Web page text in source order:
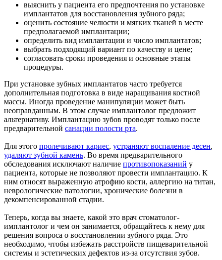
выяснить у пациента его предпочтения по установке
имплантатов для восстановления зубного ряда;
оценить состояние челюсти и мягких тканей в месте
предполагаемой имплантации;
определить вид имплантации и число имплантатов;
выбрать подходящий вариант по качеству и цене;
согласовать сроки проведения и основные этапы
процедуры.
При установке зубных имплантатов часто требуется
дополнительная подготовка в виде наращивания костной
массы. Иногда проведение манипуляции может быть
неоправданным. В этом случае имплантолог предложит
альтернативу. Имплантацию зубов проводят только после
предварительной санации полости рта.
Для этого пролечивают кариес, устраняют воспаление десен,
удаляют зубной камень. Во время предварительного
обследования исключают наличие противопоказаний у
пациента, которые не позволяют провести имплантацию. К
ним относят выраженную атрофию кости, аллергию на титан,
неврологические патологии, хронические болезни в
декомпенсированной стадии.
Теперь, когда вы знаете, какой это врач стоматолог-
имплантолог и чем он занимается, обращайтесь к нему для
решения вопроса о восстановлении зубного ряда. Это
необходимо, чтобы избежать расстройств пищеварительной
системы и эстетических дефектов из-за отсутствия зубов.